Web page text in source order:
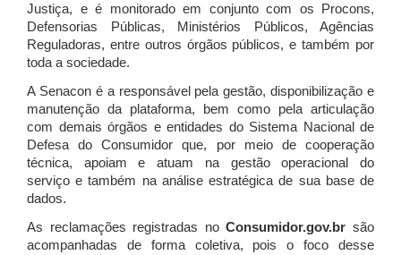
Justiça, e é monitorado em conjunto com os Procons,
Defensorias Públicas, Ministérios Públicos, Agências
Reguladoras, entre outros órgãos públicos, e também por
toda a sociedade.
A Senacon é a responsável pela gestão, disponibilização e
manutenção da plataforma, bem como pela articulação
com demais órgãos e entidades do Sistema Nacional de
Defesa do Consumidor que, por meio de cooperação
técnica, apoiam e atuam na gestão operacional do
serviço e também na análise estratégica de sua base de
dados.
As reclamações registradas noConsumidor.gov.br são
acompanhadas de forma coletiva, pois o foco desse